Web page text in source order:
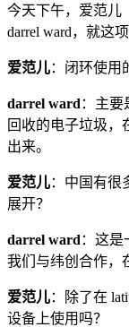
今天下午，爱范儿
darrel ward，就这
爱范儿：闭环使用
darrel ward ：主
回收的电子垃圾，
出来。
爱范儿：中国有很
展开？
darrel ward ：这
我们与纬创合作，
爱范儿：除了在
设备上使用吗？